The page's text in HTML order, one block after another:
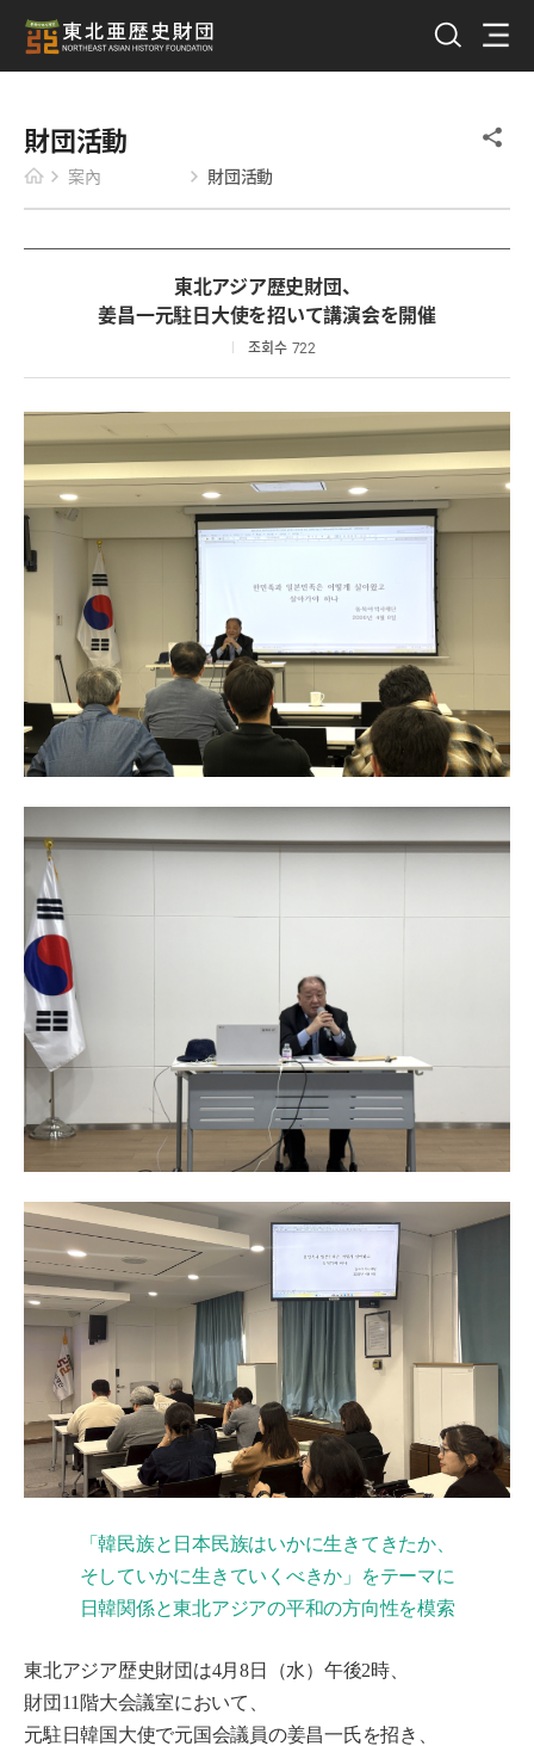
財団活動
案內 財団活動
東北アジア歴史財団、
姜昌一元駐日大使を招いて講演会を開催
조회수 722
「韓民族と日本民族はいかに生きてきたか、
そしていかに生きていくべきか」をテーマに
日韓関係と東北アジアの平和の方向性を模索
東北アジア歴史財団は4月8日（水）午後2時、
財団11階大会議室において、
元駐日韓国大使で元国会議員の姜昌一氏を招き、